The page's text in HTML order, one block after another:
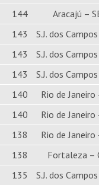
144
Aracajú –
143
S.J. dos
143
S.J. dos
143
S.J. dos
140
Rio de Janeiro
140
Rio de Janeiro
138
Rio de Janeiro
138
Fortaleza –
135
S.J. dos